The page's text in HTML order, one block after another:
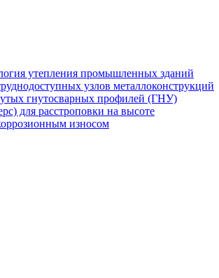
утепления промышленных зданий
узлов металлоконструкций
гнутосварных профилей (ГНУ)
для расстроповки на высоте
износом